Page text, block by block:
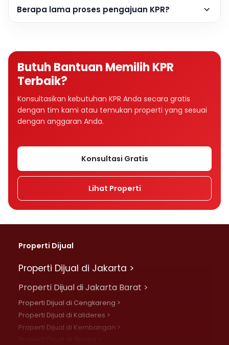
Berapa lama proses pengajuan KPR?
Butuh Bantuan Memilih KPR
Terbaik?
Konsultasikan kebutuhan KPR Anda secara gratis
dengan tim kami atau temukan properti yang sesuai
dengan anggaran Anda.
Konsultasi Gratis
Lihat Properti
Properti Dijual
Properti Dijual di Jakarta >
Properti Dijual di Jakarta Barat >
Properti Dijual di Cengkareng >
Properti Dijual di Kalideres >
Properti Dijual di Kembangan >